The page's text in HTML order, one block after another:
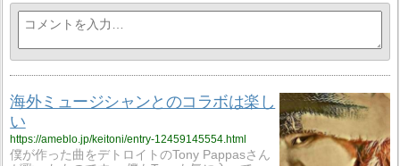
海外ミュージシャンとのコラボは楽し
い
https://ameblo.jp/keitoni/entry-12459145554.html
僕が作った曲をデトロイトのTony Pappasさん